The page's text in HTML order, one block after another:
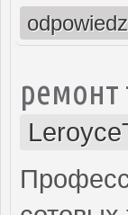
odpowiedz
ремонт